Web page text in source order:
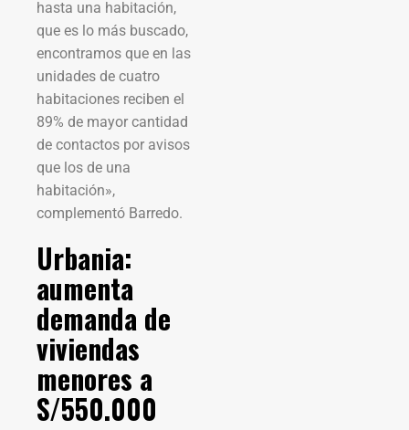
hasta una habitación,
que es lo más buscado,
encontramos que en las
unidades de cuatro
habitaciones reciben el
89% de mayor cantidad
de contactos por avisos
que los de una
habitación»,
complementó Barredo.
Urbania:
aumenta
demanda de
viviendas
menores a
S/550.000